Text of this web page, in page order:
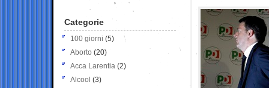
Categorie
100 giorni (5)
Aborto (20)
Acca Larentia (2)
Alcool (3)